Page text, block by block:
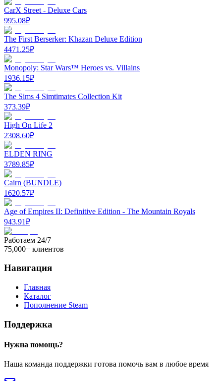
CarX Street - Deluxe Cars
995.08₽
The First Berserker: Khazan Deluxe Edition
4471.25₽
Monopoly: Star Wars™ Heroes vs. Villains
1936.15₽
The Sims 4 Simtimates Collection Kit
373.39₽
High On Life 2
2308.60₽
ELDEN RING
3789.85₽
Cairn (BUNDLE)
1620.57₽
Age of Empires II: Definitive Edition - The Mountain Royals
943.91₽
Работаем 24/7
75,000+ клиентов
Навигация
Главная
Каталог
Пополнение Steam
Поддержка
Нужна помощь?
Наша команда поддержки готова помочь вам в любое время